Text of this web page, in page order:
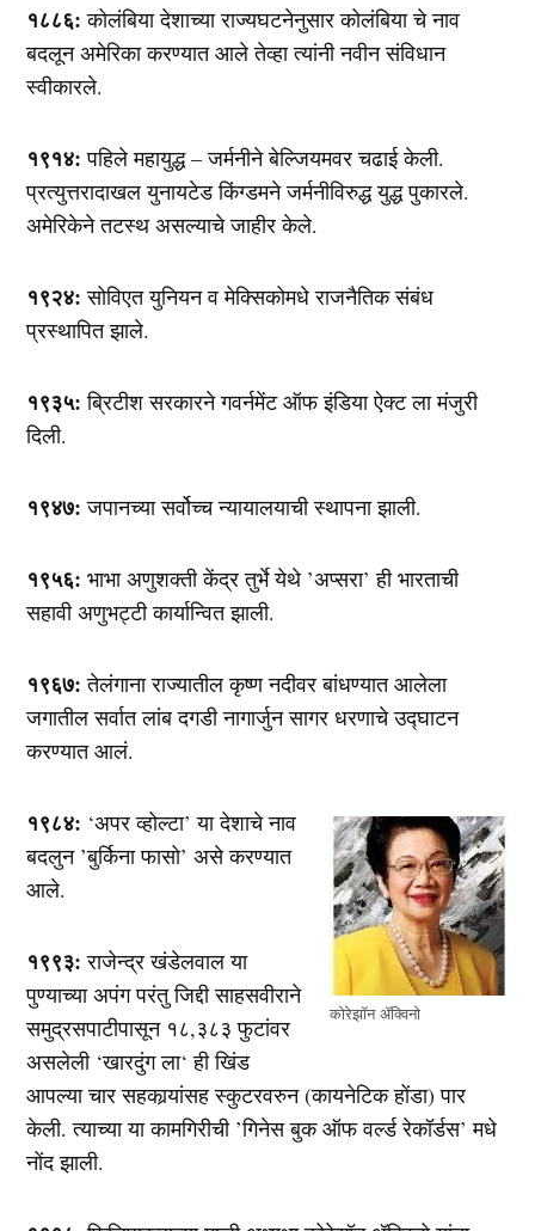
१८८६: कोलंबिया देशाच्या राज्यघटनेनुसार कोलंबिया चे नाव
बदलून अमेरिका करण्यात आले तेव्हा त्यांनी नवीन संविधान
स्वीकारले.
१९१४: पहिले महायुद्ध – जर्मनीने बेल्जियमवर चढाई केली.
प्रत्युत्तरादाखल युनायटेड किंग्डमने जर्मनीविरुद्ध युद्ध पुकारले.
अमेरिकेने तटस्थ असल्याचे जाहीर केले.
१९२४: सोविएत युनियन व मेक्सिकोमधे राजनैतिक संबंध
प्रस्थापित झाले.
१९३५: ब्रिटीश सरकारने गवर्नमेंट ऑफ इंडिया ऐक्ट ला मंजुरी
दिली.
१९४७: जपानच्या सर्वोच्‍च न्यायालयाची स्थापना झाली.
१९५६: भाभा अणुशक्ती केंद्र तुर्भे येथे ’अप्सरा’ ही भारताची
सहावी अणुभट्टी कार्यान्वित झाली.
१९६७: तेलंगाना राज्यातील कृष्ण नदीवर बांधण्यात आलेला
जगातील सर्वात लांब दगडी नागार्जुन सागर धरणाचे उद्घाटन
करण्यात आलं.
कोरेझॉन अ‍ॅक्‍विनो
१९८४: ‘अपर व्होल्टा’ या देशाचे नाव
बदलुन ’बुर्किना फासो’ असे करण्यात
आले.
१९९३: राजेन्द्र खंडेलवाल या
पुण्याच्या अपंग परंतु जिद्दी साहसवीराने
समुद्रसपाटीपासून १८,३८३ फुटांवर
असलेली ‘खारदुंग ला‘ ही खिंड
आपल्या चार सहकार्‍यांसह स्कुटरवरुन (कायनेटिक होंडा) पार
केली. त्याच्या या कामगिरीची ’गिनेस बुक ऑफ वर्ल्ड रेकॉर्डस’ मधे
नोंद झाली.